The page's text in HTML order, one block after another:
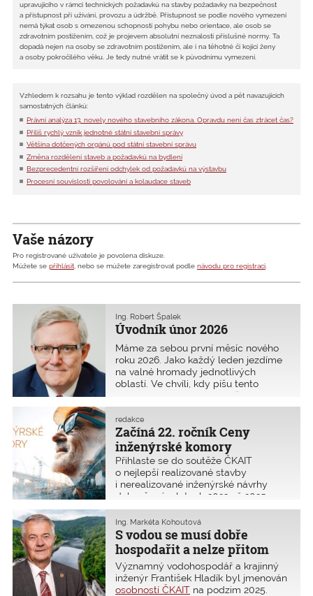
upravujícího v rámci technických požadavků na stavby požadavky na bezpečnost
a přístupnost při užívání, provozu a údržbě. Přístupnost se podle nového vymezení
nemá týkat osob s omezenou schopností pohybu nebo orientace, ale osob se
zdravotním postižením, což je projevem absolutní neznalosti příslušné normy. Ta
dopadá nejen na osoby se zdravotním postižením, ale i na těhotné či kojící ženy
a osoby pokročilého věku. Je tedy nutné vrátit se k původnímu vymezení.
Vzhledem k rozsahu je tento výklad rozdělen na společný úvod a pět navazujících
samostatných článků:
Právní analýza 13. novely nového stavebního zákona. Opravdu není čas ztrácet čas?
Příliš rychlý vznik jednotné státní stavební správy
Většina dotčených orgánů pod státní stavební správu
Změna rozdělení staveb a požadavků na bydlení
Bezprecedentní rozšíření odchylek od požadavků na výstavbu
Procesní souvislosti povolování a kolaudace staveb
Vaše názory
Pro registrované uživatele je povolena diskuze.
Můžete se přihlásit , nebo se můžete zaregistrovat podle návodu pro registraci
Úvodník únor 2026
Ing. Robert Špalek
Máme za sebou první měsíc nového
roku 2026. Jako každý leden jezdíme
na valné hromady jednotlivých
oblastí. Ve chvíli, kdy píšu tento
úvodník, máme jich již devět za sebou.
V letošním roce budou na
Shromáždění delegátů ČKAIT voleny
nové nejvyšší orgány Komory. Na va
Začíná 22. ročník Ceny
inženýrské komory
redakce
Přihlaste se do soutěže ČKAIT
o nejlepší realizované stavby
i nerealizované inženýrské návrhy
dokončené v letech 2023 až 2025.
Cílem je přispět k propagaci
a ocenění náročné práce
autorizovaných osob z řad inženýrů,
techniků a stavitelů při přípravě,
navrhování a realizaci staveb.
S vodou se musí dobře
hospodařit a nelze přitom
spoléhat jen na rozum
stavebníků
Ing. Markéta Kohoutová
Významný vodohospodář a krajinný
inženýr František Hladík byl jmenován
osobností ČKAIT na podzim 2025.